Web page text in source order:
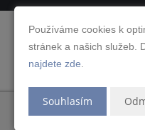
Používáme cookies k
stránek a našich služeb.
najdete zde
Souhlasím